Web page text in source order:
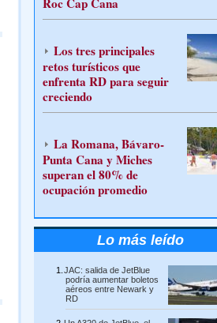
Los tres principales
retos turísticos que
enfrenta RD para seguir
creciendo
La Romana, Bávaro-
Punta Cana y Miches
superan el 80% de
ocupación promedio
Lo más leído
JAC: salida de JetBlue
podría aumentar boletos
aéreos entre Newark y
RD